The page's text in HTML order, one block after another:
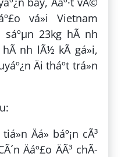
vá»i Vietnam
sáºµn 23kg hÃ nh
nh lÃ½ kÃ­ gá»­i,
Äi tháº­t trá»n
Äá» báº¡n cÃ³
Äáº£o ÄÃ³ chÃ­